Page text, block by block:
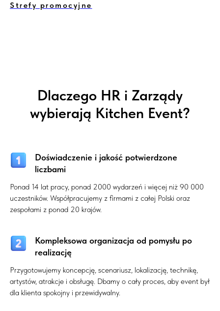
Strefy promocyjne
Dlaczego HR i Zarządy
wybierają Kitchen Event?
Doświadczenie i jakość potwierdzone
liczbami
Ponad 14 lat pracy, ponad 2000 wydarzeń i więcej niż 90 000
uczestników. Współpracujemy z firmami z całej Polski oraz
zespołami z ponad 20 krajów.
Kompleksowa organizacja od pomysłu po
realizację
Przygotowujemy koncepcję, scenariusz, lokalizację, technikę,
artystów, atrakcje i obsługę. Dbamy o cały proces, aby event był
dla klienta spokojny i przewidywalny.